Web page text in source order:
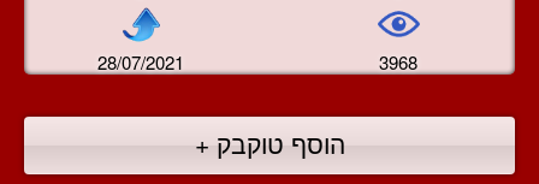
28/07/2021 3968
הוסף טוקבק +